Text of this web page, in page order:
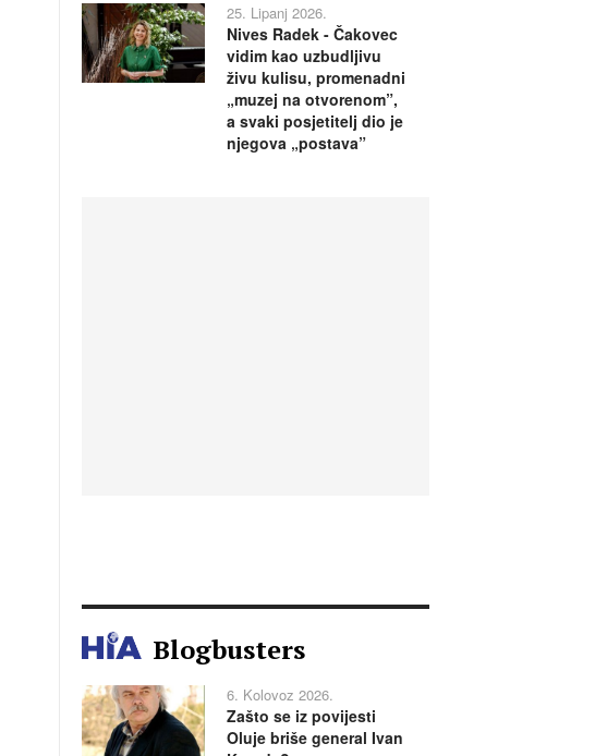
25. Lipanj 2026.
Nives Radek - Čakovec
vidim kao uzbudljivu
živu kulisu, promenadni
„muzej na otvorenom”,
a svaki posjetitelj dio je
njegova „postava”
Blogbusters
6. Kolovoz 2026.
Zašto se iz povijesti
Oluje briše general Ivan